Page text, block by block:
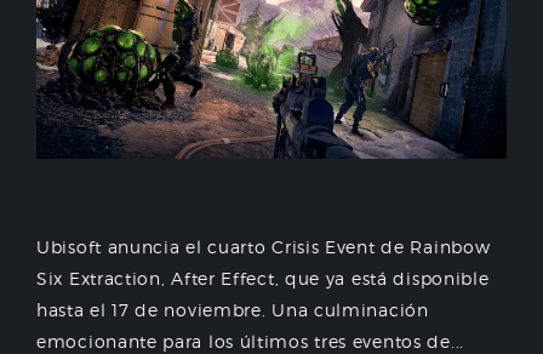
Ubisoft anuncia el cuarto Crisis Event de Rainbow
Six Extraction, After Effect, que ya está disponible
hasta el 17 de noviembre. Una culminación
emocionante para los últimos tres eventos de...